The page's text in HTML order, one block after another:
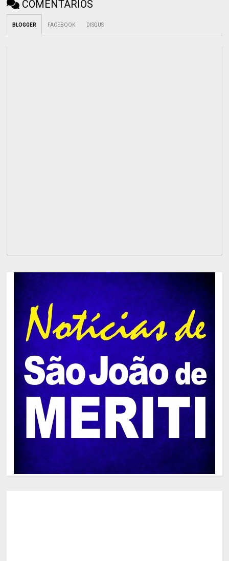
COMENTÁRIOS
BLOGGER FACEBOOK DISQUS